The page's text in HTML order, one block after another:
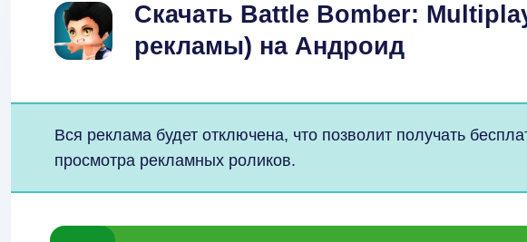
Скачать Battle Bomber:
рекламы) на Андроид
Вся реклама будет отключена, что позволит получать
просмотра рекламных роликов.